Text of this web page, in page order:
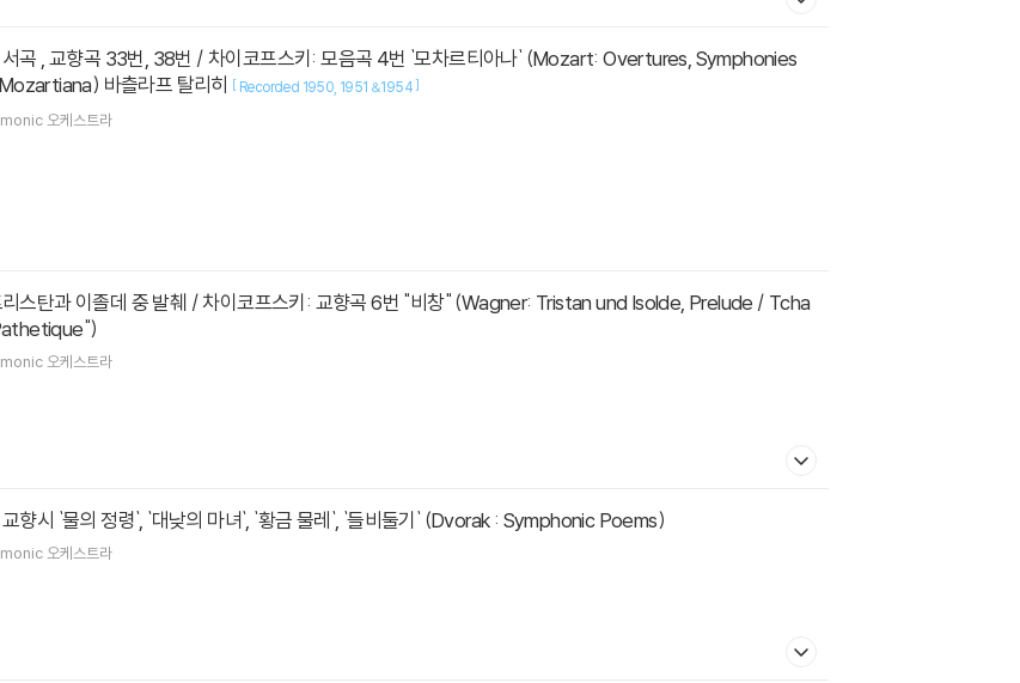
바츨라프 탈리히 [ Recorded 1950 1951 &1954]
오케스트라
오케스트라
향시 `물의 정령`, `대낮의 마녀`, `황금 물레`, `들비둘기` (Dvorak : Symphonic Poems)
오케스트라